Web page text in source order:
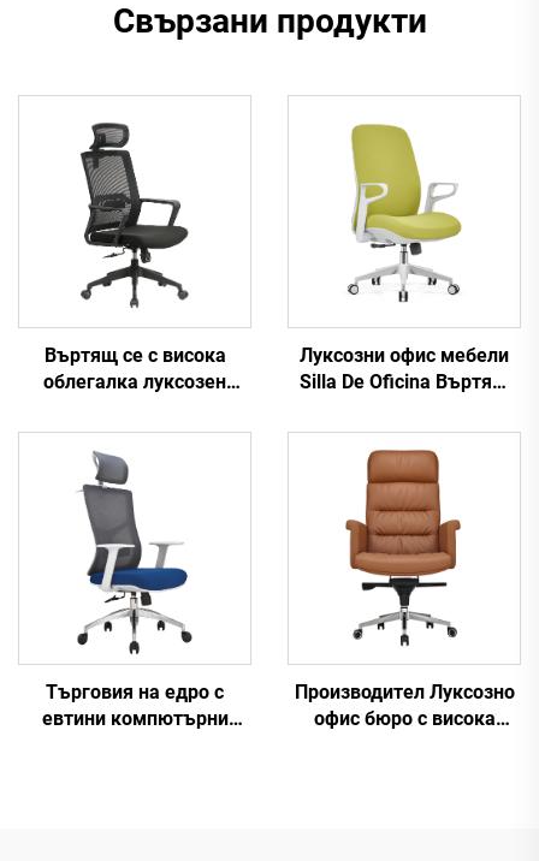
Свързани продукти
Въртящ се с висока
облегалка луксозен
Boss Mesh Staff Task
Ергономично
компютърно бюро
Мрежест офис стол
Луксозни офис мебели
Silla De Oficina Въртящ
компютърен офис стол
Бюро Мрежест стол със
средна облегалка за
офис
Търговия на едро с
евтини компютърни
Производител Луксозно
офис бюро с висока